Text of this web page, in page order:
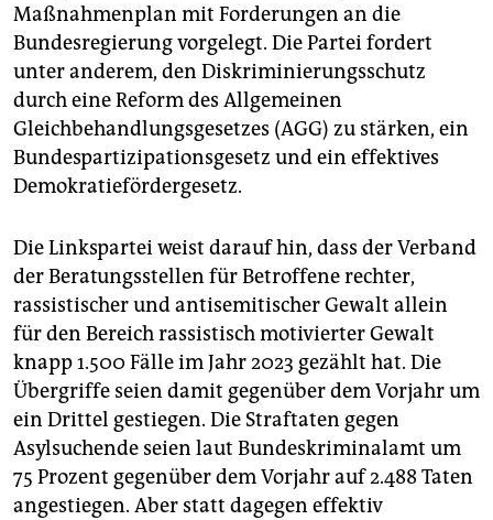
epaper login
Maßnahmenplan mit Forderungen an die
Bundesregierung vorgelegt. Die Partei fordert
unter anderem, den Diskriminierungsschutz
durch eine Reform des Allgemeinen
Gleichbehandlungsgesetzes (AGG) zu stärken, ein
Bundespartizipationsgesetz und ein effektives
Demokratiefördergesetz.
Die Linkspartei weist darauf hin, dass der Verband
der Beratungsstellen für Betroffene rechter,
rassistischer und antisemitischer Gewalt allein
für den Bereich rassistisch motivierter Gewalt
knapp 1.500 Fälle im Jahr 2023 gezählt hat. Die
Übergriffe seien damit gegenüber dem Vorjahr um
ein Drittel gestiegen. Die Straftaten gegen
Asylsuchende seien laut Bundeskriminal­amt um
75 Prozent gegenüber dem Vorjahr auf 2.488 Taten
angestiegen. Aber statt dagegen effektiv